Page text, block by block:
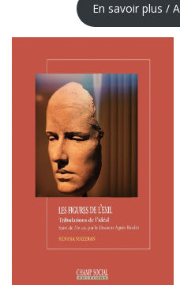
En savoir plus /